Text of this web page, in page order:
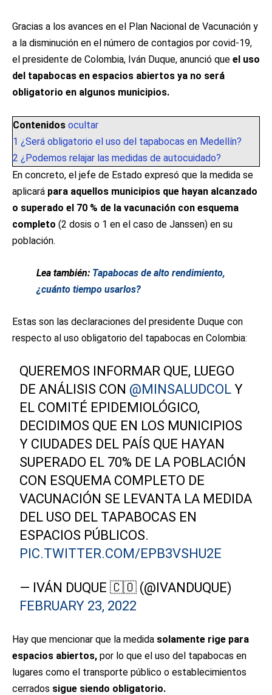
Gracias a los avances en el Plan Nacional de Vacunación y
a la disminución en el número de contagios por covid-19,
el presidente de Colombia, Iván Duque, anunció que el uso
del tapabocas en espacios abiertos ya no será
obligatorio en algunos municipios.
Contenidos ocultar
1 ¿Será obligatorio el uso del tapabocas en Medellín?
2 ¿Podemos relajar las medidas de autocuidado?
En concreto, el jefe de Estado expresó que la medida se
aplicará para aquellos municipios que hayan alcanzado
o superado el 70 % de la vacunación con esquema
completo (2 dosis o 1 en el caso de Janssen) en su
población.
Lea también: Tapabocas de alto rendimiento,
¿cuánto tiempo usarlos?
Estas son las declaraciones del presidente Duque con
respecto al uso obligatorio del tapabocas en Colombia:
QUEREMOS INFORMAR QUE, LUEGO
DE ANÁLISIS CON @MINSALUDCOL Y
EL COMITÉ EPIDEMIOLÓGICO,
DECIDIMOS QUE EN LOS MUNICIPIOS
Y CIUDADES DEL PAÍS QUE HAYAN
SUPERADO EL 70% DE LA POBLACIÓN
CON ESQUEMA COMPLETO DE
VACUNACIÓN SE LEVANTA LA MEDIDA
DEL USO DEL TAPABOCAS EN
ESPACIOS PÚBLICOS.
PIC.TWITTER.COM/EPB3VSHU2E
— IVÁN DUQUE 🇨🇴 (@IVANDUQUE)
FEBRUARY 23, 2022
Hay que mencionar que la medida solamente rige para
espacios abiertos, por lo que el uso del tapabocas en
lugares como el transporte público o establecimientos
cerrados sigue siendo obligatorio.